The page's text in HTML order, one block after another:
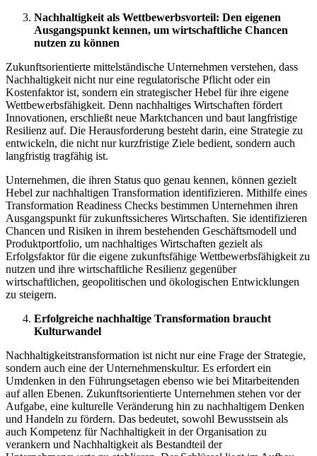
Nachhaltigkeit als Wettbewerbsvorteil: Den eigenen
Ausgangspunkt kennen, um wirtschaftliche Chancen
nutzen zu können
Zukunftsorientierte mittelständische Unternehmen verstehen, dass
Nachhaltigkeit nicht nur eine regulatorische Pflicht oder ein
Kostenfaktor ist, sondern ein strategischer Hebel für ihre eigene
Wettbewerbsfähigkeit. Denn nachhaltiges Wirtschaften fördert
Innovationen, erschließt neue Marktchancen und baut langfristige
Resilienz auf. Die Herausforderung besteht darin, eine Strategie zu
entwickeln, die nicht nur kurzfristige Ziele bedient, sondern auch
langfristig tragfähig ist.
Unternehmen, die ihren Status quo genau kennen, können gezielt
Hebel zur nachhaltigen Transformation identifizieren. Mithilfe eines
Transformation Readiness Checks bestimmen Unternehmen ihren
Ausgangspunkt für zukunftssicheres Wirtschaften. Sie identifizieren
Chancen und Risiken in ihrem bestehenden Geschäftsmodell und
Produktportfolio, um nachhaltiges Wirtschaften gezielt als
Erfolgsfaktor für die eigene zukunftsfähige Wettbewerbsfähigkeit zu
nutzen und ihre wirtschaftliche Resilienz gegenüber
wirtschaftlichen, geopolitischen und ökologischen Entwicklungen
zu steigern.
Erfolgreiche nachhaltige Transformation braucht
Kulturwandel
Nachhaltigkeitstransformation ist nicht nur eine Frage der Strategie,
sondern auch eine der Unternehmenskultur. Es erfordert ein
Umdenken in den Führungsetagen ebenso wie bei Mitarbeitenden
auf allen Ebenen. Zukunftsorientierte Unternehmen stehen vor der
Aufgabe, eine kulturelle Veränderung hin zu nachhaltigem Denken
und Handeln zu fördern. Das bedeutet, sowohl Bewusstsein als
auch Kompetenz für Nachhaltigkeit in der Organisation zu
verankern und Nachhaltigkeit als Bestandteil der